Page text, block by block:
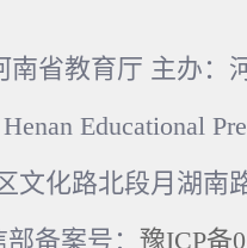
南省教育厅 主办：
Educational
文化路北段月湖南
备案号： 豫ICP备